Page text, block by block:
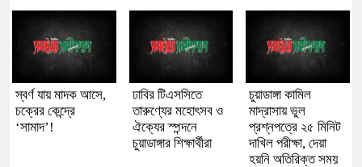
স্বর্ণ যায় মাদক আসে,
চক্রের কেন্দ্রে
‘সামাদ’!
ঢাবির টিএসসিতে
তারুণ্যের মহোৎসব ও
ঐক্যের স্পন্দনে
চুয়াডাঙ্গার শিক্ষার্থীরা
চুয়াডাঙ্গা কামিল
মাদ্রাসায় ভুল
প্রশ্নপত্রে ২৫ মিনিট
দাখিল পরীক্ষা, দেয়া
হয়নি অতিরিক্ত সময়